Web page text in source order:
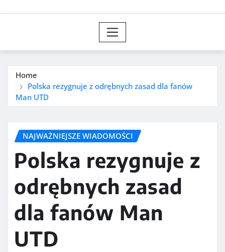
Home
Polska rezygnuje z odrębnych zasad dla fanów
Man UTD
NAJWAŻNIEJSZE WIADOMOŚCI
Polska rezygnuje z
odrębnych zasad
dla fanów Man
UTD